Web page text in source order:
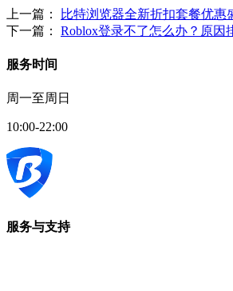
上一篇：
比特浏览器全新折扣套餐优惠
下一篇： Roblox登录不了怎么办？原因
服务时间
周一至周日
10:00-22:00
服务与支持